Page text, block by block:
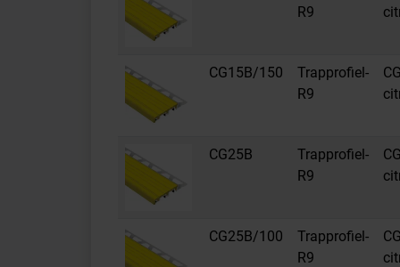
R9
CG15B/150
Trapprofiel-
R9
CG25B
Trapprofiel-
R9
CG25B/100
Trapprofiel-
R9